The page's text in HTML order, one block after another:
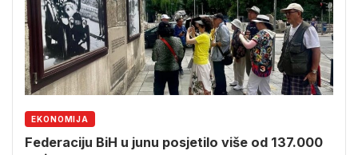
EKONOMIJA
Federaciju BiH u junu posjetilo više od 137.000